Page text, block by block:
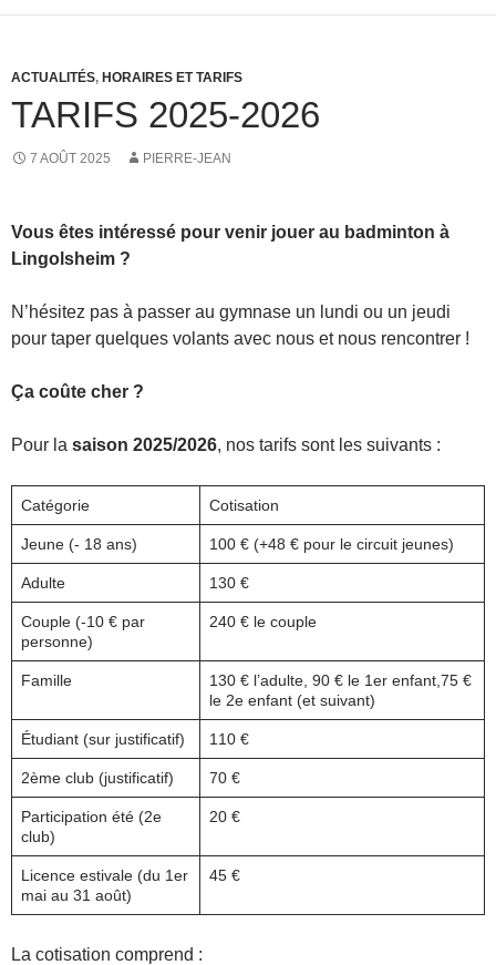
ACTUALITÉS, HORAIRES ET TARIFS
TARIFS 2025-2026
7 AOÛT 2025 PIERRE-JEAN
Vous êtes intéressé pour venir jouer au badminton à
Lingolsheim ?
N’hésitez pas à passer au gymnase un lundi ou un jeudi
pour taper quelques volants avec nous et nous rencontrer !
Ça coûte cher ?
Pour la saison 2025/2026, nos tarifs sont les suivants :
Catégorie Cotisation
Jeune (- 18 ans) 100 € (+48 € pour le circuit jeunes)
Adulte 130 €
Couple (-10 € par
personne)
240 € le couple
Famille
130 € l’adulte, 90 € le 1er enfant,75 €
le 2e enfant (et suivant)
Étudiant (sur justificatif) 110 €
2ème club (justificatif) 70 €
Participation été (2e
club)
20 €
Licence estivale (du 1er
mai au 31 août)
45 €
La cotisation comprend :